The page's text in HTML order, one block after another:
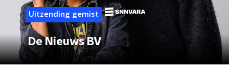
Uitzending gemist
De Nieuws BV